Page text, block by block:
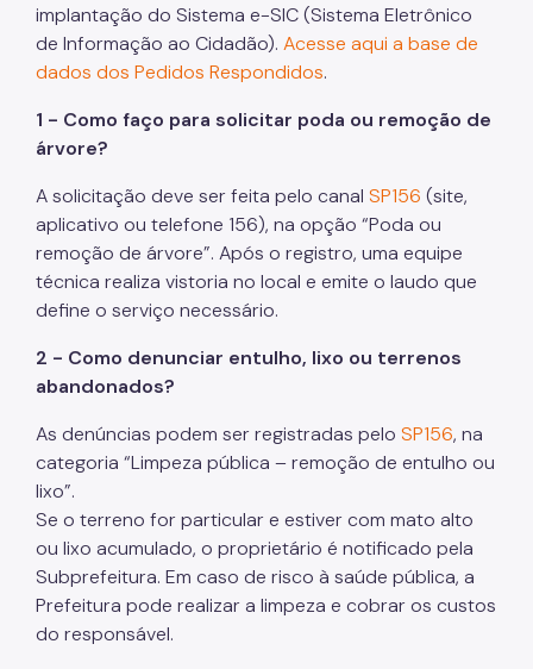
implantação do Sistema e-SIC (Sistema Eletrônico
de Informação ao Cidadão). Acesse aqui a base de
dados dos Pedidos Respondidos.
1 - Como faço para solicitar poda ou remoção de
árvore?
A solicitação deve ser feita pelo canal SP156 (site,
aplicativo ou telefone 156), na opção “Poda ou
remoção de árvore”. Após o registro, uma equipe
técnica realiza vistoria no local e emite o laudo que
define o serviço necessário.
2 - Como denunciar entulho, lixo ou terrenos
abandonados?
As denúncias podem ser registradas pelo SP156, na
categoria “Limpeza pública – remoção de entulho ou
lixo”.
Se o terreno for particular e estiver com mato alto
ou lixo acumulado, o proprietário é notificado pela
Subprefeitura. Em caso de risco à saúde pública, a
Prefeitura pode realizar a limpeza e cobrar os custos
do responsável.